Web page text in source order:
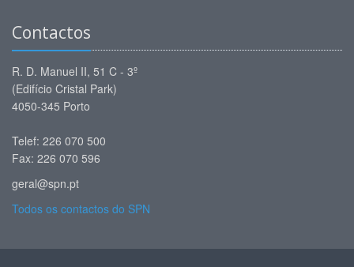
Contactos
R. D. Manuel II, 51 C - 3º
(Edifício Cristal Park)
4050-345 Porto
Telef: 226 070 500
Fax: 226 070 596
geral@spn.pt
Todos os contactos do SPN